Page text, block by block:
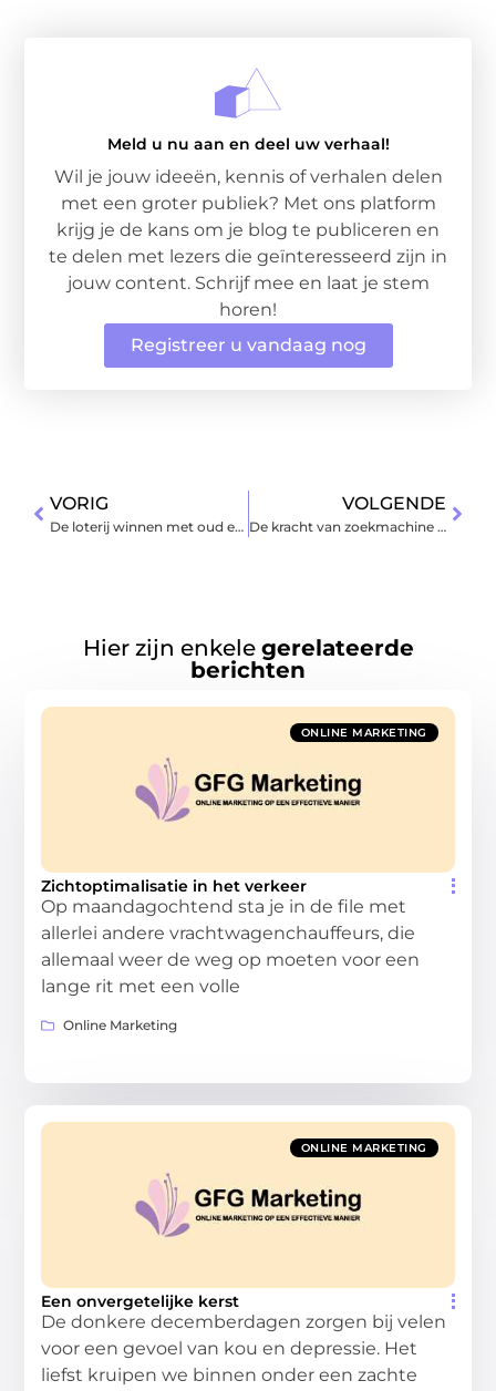
Meld u nu aan en deel uw verhaal!
Wil je jouw ideeën, kennis of verhalen delen
met een groter publiek? Met ons platform
krijg je de kans om je blog te publiceren en
te delen met lezers die geïnteresseerd zijn in
jouw content. Schrijf mee en laat je stem
horen!
Registreer u vandaag nog
VORIG
De loterij winnen met oud en nieuw
VOLGENDE
De kracht van zoekmachine optimalisatie
Hier zijn enkele gerelateerde
berichten
ONLINE MARKETING
Zichtoptimalisatie in het verkeer
Op maandagochtend sta je in de file met
allerlei andere vrachtwagenchauffeurs, die
allemaal weer de weg op moeten voor een
lange rit met een volle
Online Marketing
ONLINE MARKETING
Een onvergetelijke kerst
De donkere decemberdagen zorgen bij velen
voor een gevoel van kou en depressie. Het
liefst kruipen we binnen onder een zachte